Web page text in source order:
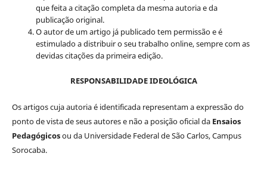
que feita a citação completa da mesma autoria e da
publicação original.
O autor de um artigo já publicado tem permissão e é
estimulado a distribuir o seu trabalho online, sempre com as
devidas citações da primeira edição.
RESPONSABILIDADE IDEOLÓGICA
Os artigos cuja autoria é identificada representam a expressão do
ponto de vista de seus autores e não a posição oficial da Ensaios
Pedagógicosou da Universidade Federal de São Carlos, Campus
Sorocaba.